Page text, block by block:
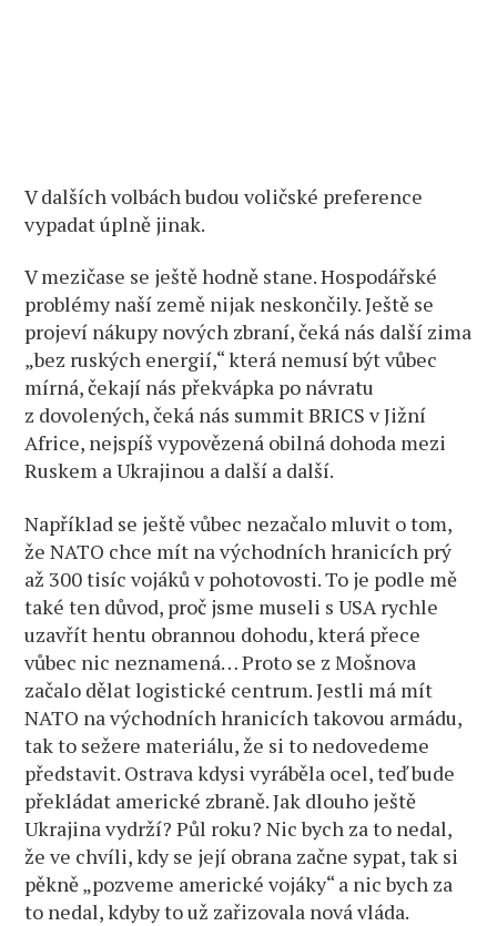
V dalších volbách budou voličské preference
vypadat úplně jinak.
V mezičase se ještě hodně stane. Hospodářské
problémy naší země nijak neskončily. Ještě se
projeví nákupy nových zbraní, čeká nás další zima
„bez ruských energií,“ která nemusí být vůbec
mírná, čekají nás překvápka po návratu
z dovolených, čeká nás summit BRICS v Jižní
Africe, nejspíš vypovězená obilná dohoda mezi
Ruskem a Ukrajinou a další a další.
Například se ještě vůbec nezačalo mluvit o tom,
že NATO chce mít na východních hranicích prý
až 300 tisíc vojáků v pohotovosti. To je podle mě
také ten důvod, proč jsme museli s USA rychle
uzavřít hentu obrannou dohodu, která přece
vůbec nic neznamená… Proto se z Mošnova
začalo dělat logistické centrum. Jestli má mít
NATO na východních hranicích takovou armádu,
tak to sežere materiálu, že si to nedovedeme
představit. Ostrava kdysi vyráběla ocel, teď bude
překládat americké zbraně. Jak dlouho ještě
Ukrajina vydrží? Půl roku? Nic bych za to nedal,
že ve chvíli, kdy se její obrana začne sypat, tak si
pěkně „pozveme americké vojáky“ a nic bych za
to nedal, kdyby to už zařizovala nová vláda.